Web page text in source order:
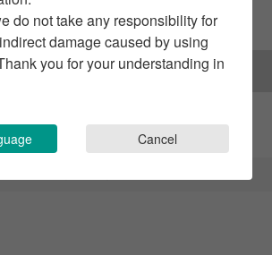
合わせ
do not take any responsibility for
damage caused by using
you for your understanding in
Cancel